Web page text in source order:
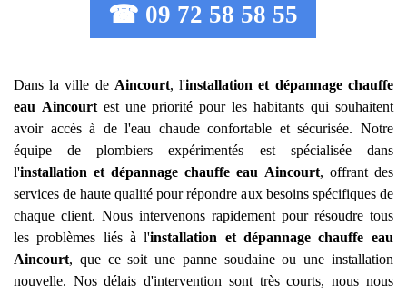
☎ 09 72 58 58 55
Dans la ville de Aincourt, l'installation et dépannage chauffe
eau Aincourtest une priorité pour les habitants qui souhaitent
avoir accès à de l'eau chaude confortable et sécurisée. Notre
équipe de plombiers expérimentés est spécialisée dans
l'installation et dépannage chauffe eau Aincourt, offrant des
services de haute qualité pour répondre aux besoins spécifiques de
chaque client. Nous intervenons rapidement pour résoudre tous
les problèmes liés à l'installation et dépannage chauffe eau
Aincourt, que ce soit une panne soudaine ou une installation
nouvelle. Nos délais d'intervention sont très courts, nous nous